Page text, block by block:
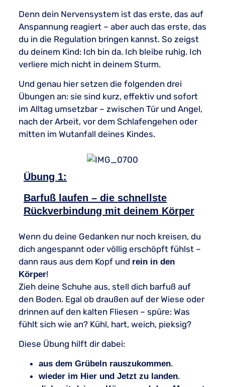
Denn dein Nervensystem ist das erste, das auf
Anspannung reagiert – aber auch das erste, das
du in die Regulation bringen kannst. So zeigst
du deinem Kind: Ich bin da. Ich bleibe ruhig. Ich
verliere mich nicht in deinem Sturm.
Und genau hier setzen die folgenden drei
Übungen an: sie sind kurz, effektiv und sofort
im Alltag umsetzbar – zwischen Tür und Angel,
nach der Arbeit, vor dem Schlafengehen oder
mitten im Wutanfall deines Kindes.
Übung 1:
Barfuß laufen – die schnellste
Rückverbindung mit deinem Körper
Wenn du deine Gedanken nur noch kreisen, du
dich angespannt oder völlig erschöpft fühlst –
dann raus aus dem Kopf und rein in den
Körper!
Zieh deine Schuhe aus, stell dich barfuß auf
den Boden. Egal ob draußen auf der Wiese oder
drinnen auf den kalten Fliesen – spüre: Was
fühlt sich wie an? Kühl, hart, weich, pieksig?
Diese Übung hilft dir dabei:
aus dem Grübeln rauszukommen.
wieder im Hier und Jetzt zu landen.